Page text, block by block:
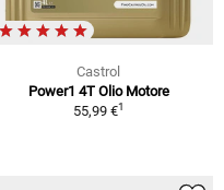
Castrol
Power1 4T Olio Motore
55,99 €1